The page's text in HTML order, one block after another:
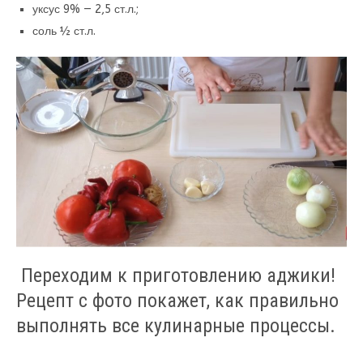
уксус 9% — 2,5 ст.л.;
соль ½ ст.л.
Переходим к приготовлению аджики!
Рецепт с фото покажет, как правильно
выполнять все кулинарные процессы.